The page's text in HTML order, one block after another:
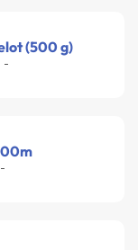
(500 g)
-